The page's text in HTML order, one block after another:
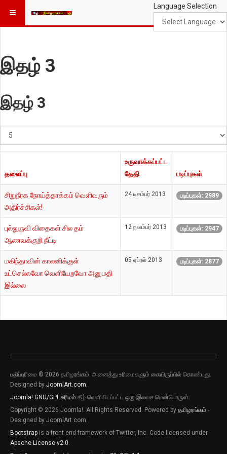
Language Selection
இதழ் 3
இதழ் 3
காட்டுக
தலைப்பு
உருவாக்கப்பட்ட
தேதி
படிப்புகள்
சிறுநீரக நோய்த்தாக்கம் வெளிவரும்
அதிர்ச்சிகள்!
24 டிசம்பர் 2013 படிப்புகள்: 2989
புல்லுருவி விதைகள் சில தம்
ஆணவக்குறி நீட்டி
12 நவம்பர் 2013 படிப்புகள்: 2947
மகிந்தாவின் காலனிக்குள்
உட்செல்லவோ வெளியேறவோ அனுமதி
இல்லை
05 ஏப்ரல் 2013 படிப்புகள்: 2877
பதிப்புரிமை © 2026 தமிழரங்கம். அனைத்து உரிமைகளும் கையிருப்பில் கொண்டது.
Designed by JoomlArt.com.
Joomla! GNU/GPL உரிமம் கீழ் வெளியிடப்பட்ட ஒரு இலவச மென்பொருள்.
Copyright © 2026 Joomla!. All Rights Reserved. Powered by தமிழரங்கம் -
Designed by JoomlArt.com.
Bootstrap is a front-end framework of Twitter, Inc. Code licensed under
Apache License v2.0.